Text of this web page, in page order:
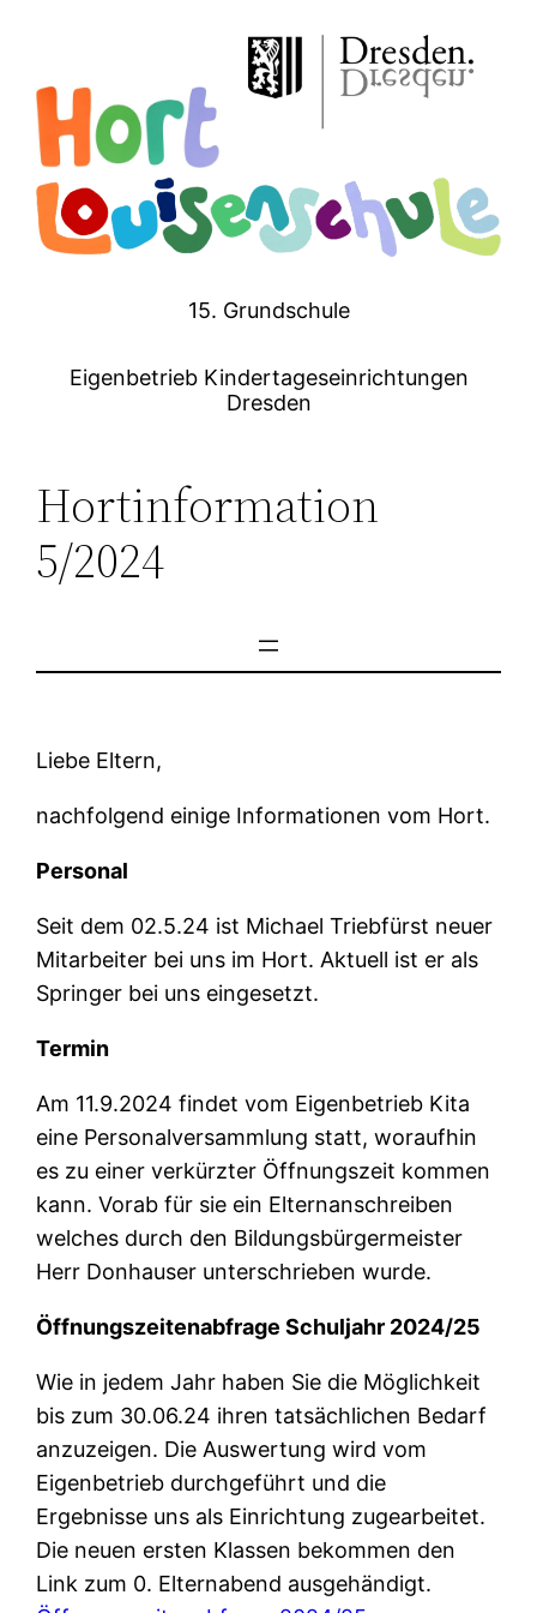
springen
15. Grundschule
Eigenbetrieb Kindertageseinrichtungen
Dresden
Hortinformation
5/2024
Liebe Eltern,
nachfolgend einige Informationen vom Hort.
Personal
Seit dem 02.5.24 ist Michael Triebfürst neuer
Mitarbeiter bei uns im Hort. Aktuell ist er als
Springer bei uns eingesetzt.
Termin
Am 11.9.2024 findet vom Eigenbetrieb Kita
eine Personalversammlung statt, woraufhin
es zu einer verkürzter Öffnungszeit kommen
kann. Vorab für sie ein Elternanschreiben
welches durch den Bildungsbürgermeister
Herr Donhauser unterschrieben wurde.
Öffnungszeitenabfrage Schuljahr 2024/25
Wie in jedem Jahr haben Sie die Möglichkeit
bis zum 30.06.24 ihren tatsächlichen Bedarf
anzuzeigen. Die Auswertung wird vom
Eigenbetrieb durchgeführt und die
Ergebnisse uns als Einrichtung zugearbeitet.
Die neuen ersten Klassen bekommen den
Link zum 0. Elternabend ausgehändigt.